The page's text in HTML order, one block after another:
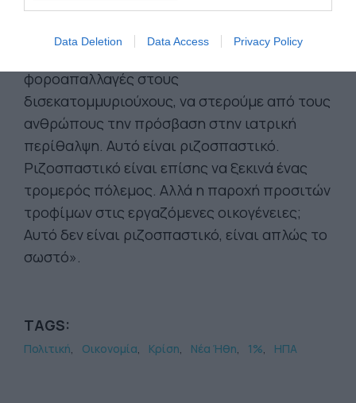
Data Deletion Data Access Privacy Policy
λένε ότι πρόκειται για ριζοσπαστική ιδέα»,
δήλωσε στο πλήθος. «Θα σας πω τι είναι
φοροαπαλλαγές στους
δισεκατομμυριούχους, να στερούμε από τους
ανθρώπους την πρόσβαση στην ιατρική
περίθαλψη. Αυτό είναι ριζοσπαστικό.
Ριζοσπαστικό είναι επίσης να ξεκινά ένας
τρομερός πόλεμος. Αλλά η παροχή προσιτών
τροφίμων στις εργαζόμενες οικογένειες;
Αυτό δεν είναι ριζοσπαστικό, είναι απλώς το
σωστό».
TAGS:
Πολιτική Οικονομία Κρίση Νέα Ήθη 1% ΗΠΑ